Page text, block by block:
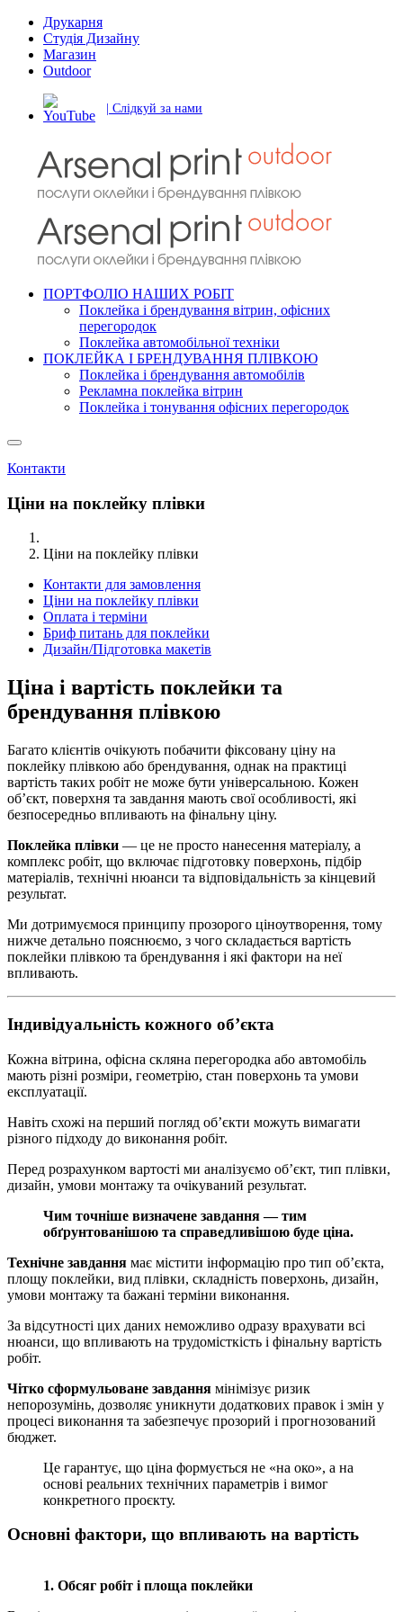
Друкарня
Студія Дизайну
Магазин
Outdoor
| Слідкуй за нами
ПОРТФОЛІО НАШИХ РОБІТ
Поклейка і брендування вітрин, офісних
перегородок
Поклейка автомобільної техніки
ПОКЛЕЙКА І БРЕНДУВАННЯ ПЛІВКОЮ
Поклейка і брендування автомобілів
Рекламна поклейка вітрин
Поклейка і тонування офісних перегородок
Контакти
Ціни на поклейку плівки
Ціни на поклейку плівки
Контакти для замовлення
Ціни на поклейку плівки
Оплата і терміни
Бриф питань для поклейки
Дизайн/Підготовка макетів
Ціна і вартість поклейки та
брендування плівкою
Багато клієнтів очікують побачити фіксовану ціну на
поклейку плівкою або брендування, однак на практиці
вартість таких робіт не може бути універсальною. Кожен
об’єкт, поверхня та завдання мають свої особливості, які
безпосередньо впливають на фінальну ціну.
Поклейка плівки — це не просто нанесення матеріалу, а
комплекс робіт, що включає підготовку поверхонь, підбір
матеріалів, технічні нюанси та відповідальність за кінцевий
результат.
Ми дотримуємося принципу прозорого ціноутворення, тому
нижче детально пояснюємо, з чого складається вартість
поклейки плівкою та брендування і які фактори на неї
впливають.
Індивідуальність кожного об’єкта
Кожна вітрина, офісна скляна перегородка або автомобіль
мають різні розміри, геометрію, стан поверхонь та умови
експлуатації.
Навіть схожі на перший погляд об’єкти можуть вимагати
різного підходу до виконання робіт.
Перед розрахунком вартості ми аналізуємо об’єкт, тип плівки,
дизайн, умови монтажу та очікуваний результат.
Чим точніше визначене завдання — тим
обґрунтованішою та справедливішою буде ціна.
Технічне завдання має містити інформацію про тип об’єкта,
площу поклейки, вид плівки, складність поверхонь, дизайн,
умови монтажу та бажані терміни виконання.
За відсутності цих даних неможливо одразу врахувати всі
нюанси, що впливають на трудомісткість і фінальну вартість
робіт.
Чітко сформульоване завдання мінімізує ризик
непорозумінь, дозволяє уникнути додаткових правок і змін у
процесі виконання та забезпечує прозорий і прогнозований
бюджет.
Це гарантує, що ціна формується не «на око», а на
основі реальних технічних параметрів і вимог
конкретного проєкту.
Основні фактори, що впливають на вартість
1. Обсяг робіт і площа поклейки